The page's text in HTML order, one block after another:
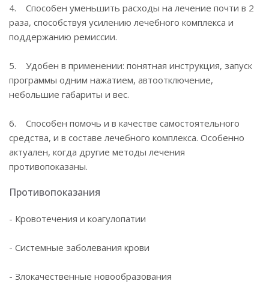
4. Способен уменьшить расходы на лечение почти в 2
раза, способствуя усилению лечебного комплекса и
поддержанию ремиссии.
5. Удобен в применении: понятная инструкция, запуск
программы одним нажатием, автоотключение,
небольшие габариты и вес.
6. Способен помочь и в качестве самостоятельного
средства, и в составе лечебного комплекса. Особенно
актуален, когда другие методы лечения
противопоказаны.
Противопоказания
- Кровотечения и коагулопатии
- Системные заболевания крови
- Злокачественные новообразования